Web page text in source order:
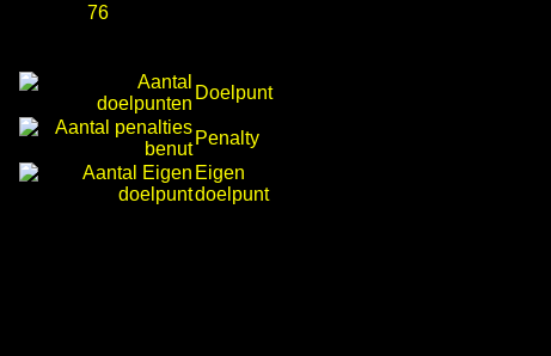
76
Doelpunt
Penalty
Eigen
doelpunt